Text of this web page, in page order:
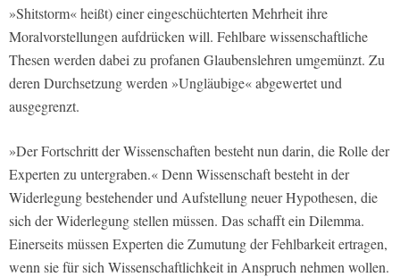
»Shitstorm« heißt) einer eingeschüchterten Mehrheit ihre
Moralvorstellungen aufdrücken will. Fehlbare wissenschaftliche
Thesen werden dabei zu profanen Glaubenslehren umgemünzt. Zu
deren Durchsetzung werden »Ungläubige« abgewertet und
ausgegrenzt.
»Der Fortschritt der Wissenschaften besteht nun darin, die Rolle der
Experten zu untergraben.« Denn Wissenschaft besteht in der
Widerlegung bestehender und Aufstellung neuer Hypothesen, die
sich der Widerlegung stellen müssen. Das schafft ein Dilemma.
Einerseits müssen Experten die Zumutung der Fehlbarkeit ertragen,
wenn sie für sich Wissenschaftlichkeit in Anspruch nehmen wollen.